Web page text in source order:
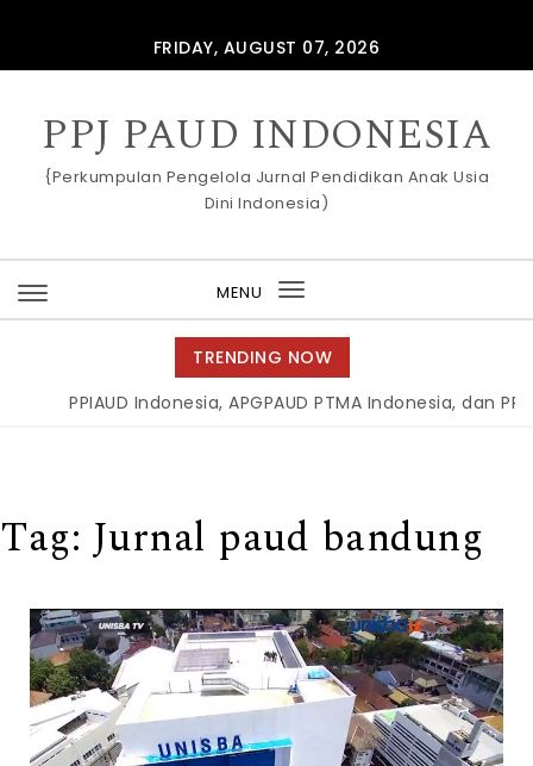
FRIDAY, AUGUST 07, 2026
PPJ PAUD INDONESIA
{Perkumpulan Pengelola Jurnal Pendidikan Anak Usia
Dini Indonesia)
MENU
Toggle
navigation
TRENDING NOW
PPIAUD Indonesia, APGPAUD PTMA Indonesia, dan
Tag: Jurnal paud bandung